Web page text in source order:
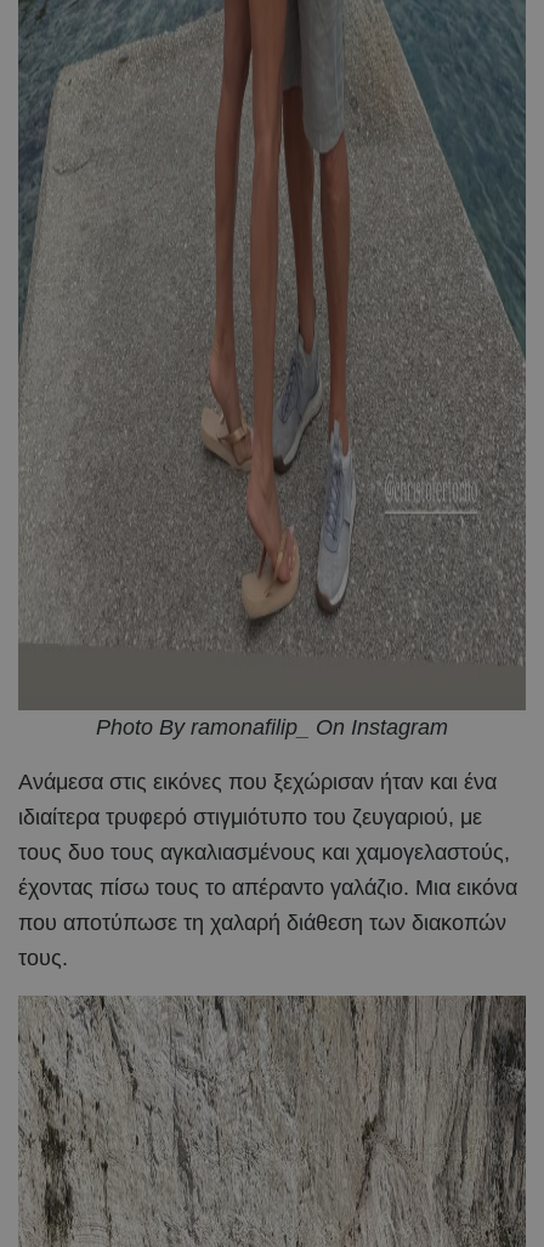
Photo By ramonafilip_ On Instagram
Ανάμεσα στις εικόνες που ξεχώρισαν ήταν και ένα
ιδιαίτερα τρυφερό στιγμιότυπο του ζευγαριού, με
τους δυο τους αγκαλιασμένους και χαμογελαστούς,
έχοντας πίσω τους το απέραντο γαλάζιο. Μια εικόνα
που αποτύπωσε τη χαλαρή διάθεση των διακοπών
τους.